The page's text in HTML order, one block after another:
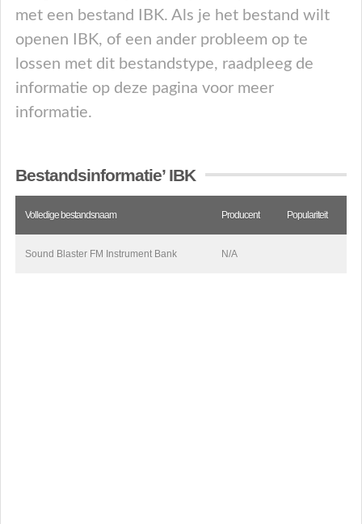
met een bestand IBK. Als je het bestand wilt
openen IBK, of een ander probleem op te
lossen met dit bestandstype, raadpleeg de
informatie op deze pagina voor meer
informatie.
Bestandsinformatie’ IBK
Volledige bestandsnaam Producent Populariteit
Sound Blaster FM Instrument Bank N/A